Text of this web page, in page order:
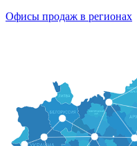
Офисы продаж в регионах